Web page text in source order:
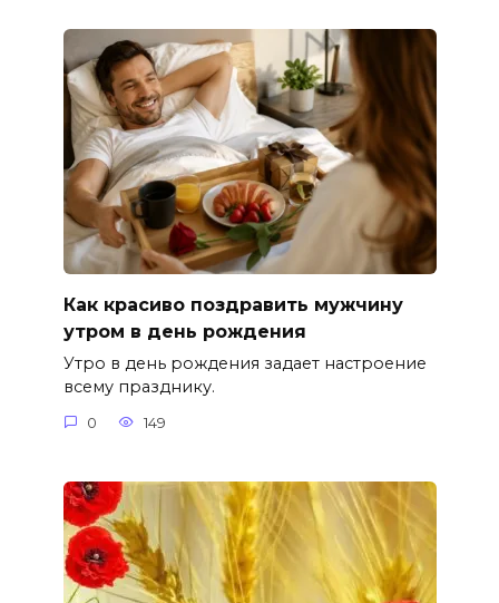
Как красиво поздравить мужчину
утром в день рождения
Утро в день рождения задает настроение
всему празднику.
0 149